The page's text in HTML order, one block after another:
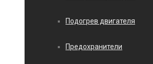
Подогрев двигателя
Предохранители